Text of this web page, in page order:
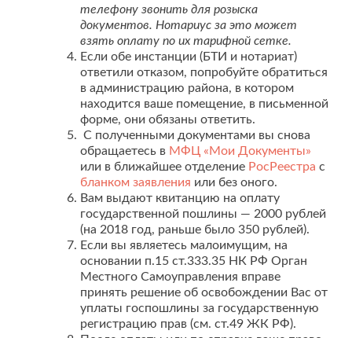
телефону звонить для розыска
документов. Нотариус за это может
взять оплату по их тарифной сетке.
Если обе инстанции (БТИ и нотариат)
ответили отказом, попробуйте обратиться
в администрацию района, в котором
находится ваше помещение, в письменной
форме, они обязаны ответить.
С полученными документами вы снова
обращаетесь в МФЦ «Мои Документы»
или в ближайшее отделение РосРеестра с
бланком заявления или без оного.
Вам выдают квитанцию на оплату
государственной пошлины — 2000 рублей
(на 2018 год, раньше было 350 рублей).
Если вы являетесь малоимущим, на
основании п.15 ст.333.35 НК РФ Орган
Местного Самоуправления вправе
принять решение об освобождении Вас от
уплаты госпошлины за государственную
регистрацию прав (см. ст.49 ЖК РФ).